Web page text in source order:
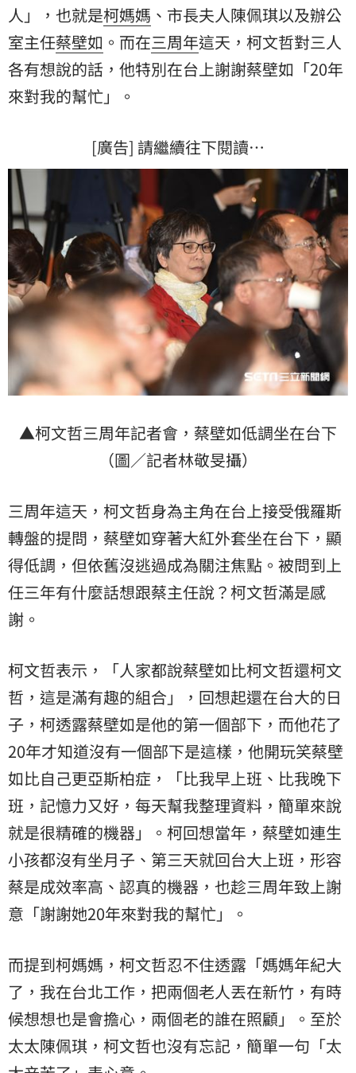
人」，也就是柯媽媽 、市長夫人陳佩琪以及辦公
室主任蔡壁如 。而在三周年這天，柯文哲對三人
各有想說的話，他特別在台上謝謝蔡壁如「20年
來對我的幫忙」。
[廣告] 請繼續往下閱讀…
▲柯文哲三周年記者會，蔡壁如低調坐在台下
（圖／記者林敬旻攝）
三周年這天，柯文哲身為主角在台上接受俄羅斯
轉盤的提問，蔡壁如穿著大紅外套坐在台下，顯
得低調，但依舊沒逃過成為關注焦點。被問到上
任三年有什麼話想跟蔡主任說？柯文哲滿是感
謝。
柯文哲表示，「人家都說蔡壁如比柯文哲還柯文
哲，這是滿有趣的組合」，回想起還在台大的日
子，柯透露蔡壁如是他的第一個部下，而他花了
20年才知道沒有一個部下是這樣，他開玩笑蔡壁
如比自己更亞斯柏症，「比我早上班、比我晚下
班，記憶力又好，每天幫我整理資料，簡單來說
就是很精確的機器」。柯回想當年，蔡壁如連生
小孩都沒有坐月子、第三天就回台大上班，形容
蔡是成效率高、認真的機器，也趁三周年致上謝
意「謝謝她20年來對我的幫忙」。
而提到柯媽媽，柯文哲忍不住透露「媽媽年紀大
了，我在台北工作，把兩個老人丟在新竹，有時
候想想也是會擔心，兩個老的誰在照顧」。至於
太太陳佩琪，柯文哲也沒有忘記，簡單一句「太